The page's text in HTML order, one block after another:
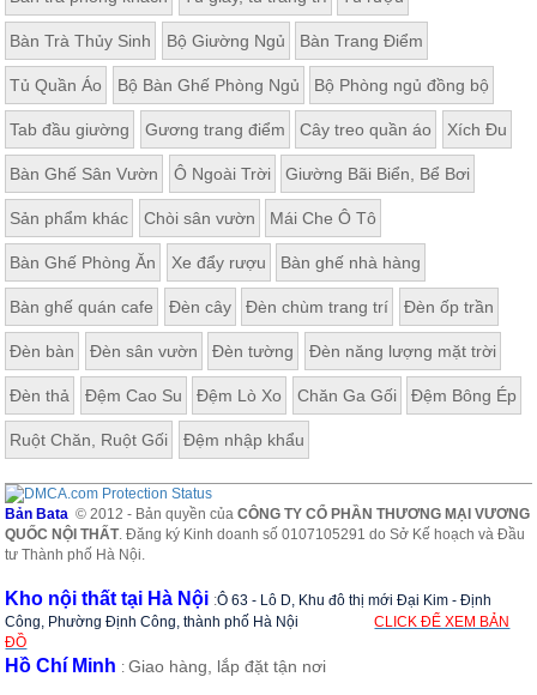
Bàn Trà Thủy Sinh Bộ Giường Ngủ Bàn Trang Điểm
Tủ Quần Áo Bộ Bàn Ghế Phòng Ngủ Bộ Phòng ngủ đồng bộ
Tab đầu giường Gương trang điểm Cây treo quần áo Xích Đu
Bàn Ghế Sân Vườn Ô Ngoài Trời Giường Bãi Biển, Bể Bơi
Sản phẩm khác Chòi sân vườn Mái Che Ô Tô
Bàn Ghế Phòng Ăn Xe đẩy rượu Bàn ghế nhà hàng
Bàn ghế quán cafe Đèn cây Đèn chùm trang trí Đèn ốp trần
Đèn bàn Đèn sân vườn Đèn tường Đèn năng lượng mặt trời
Đèn thả Đệm Cao Su Đệm Lò Xo Chăn Ga Gối Đệm Bông Ép
Ruột Chăn, Ruột Gối Đệm nhập khẩu
Bản Bata © 2012 - Bản quyền củaCÔNG TY CỔ PHẦN THƯƠNG MẠI VƯƠNG
QUỐC NỘI THẤT. Đăng ký Kinh doanh số 0107105291 do Sở Kế hoạch và Đầu
tư Thành phố Hà Nội.
Kho nội thất tại Hà Nội :Ô 63 - Lô D, Khu đô thị mới Đại Kim - Định
Công, Phường Định Công, thành phố Hà Nội
CLICK ĐỂ XEM BẢN
ĐỒ
Hồ Chí Minh :Giao hàng, lắp đặt tận nơi